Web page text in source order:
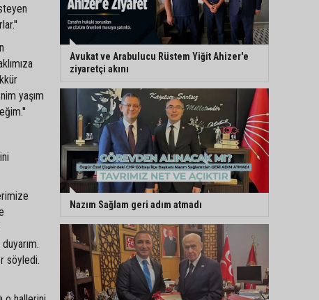
yaşım
söyledi.
Avukat ve Arabulucu Rüstem Yiğit Ahizer'e
ziyaretçi akını
Nazım Sağlam geri adım atmadı